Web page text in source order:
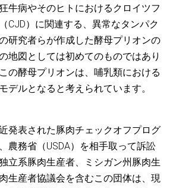
牛病やそのヒトにおけるクロイツフ
CJD）に関連する、異常なタンパク
研究者らが作成した酵母プリオンの
地図としては初めてのものではあり
の酵母プリオンは、哺乳類における
デルとなると考えられています。
発表された豚肉チェックオフプログ
農務省（USDA）を相手取って訴訟
立系豚肉生産者、ミシガン州豚肉生
生産者協議会を含むこの団体は、現